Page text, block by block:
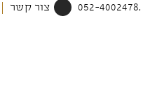
צור קשר